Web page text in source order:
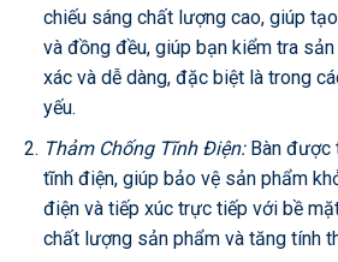
chiếu sáng chất lượng cao, giúp
và đồng đều, giúp bạn kiểm tra
xác và dễ dàng, đặc biệt là trong
yếu.
Thảm Chống Tĩnh Điện:Bàn được
tĩnh điện, giúp bảo vệ sản phẩm
điện và tiếp xúc trực tiếp với bề
chất lượng sản phẩm và tăng tính